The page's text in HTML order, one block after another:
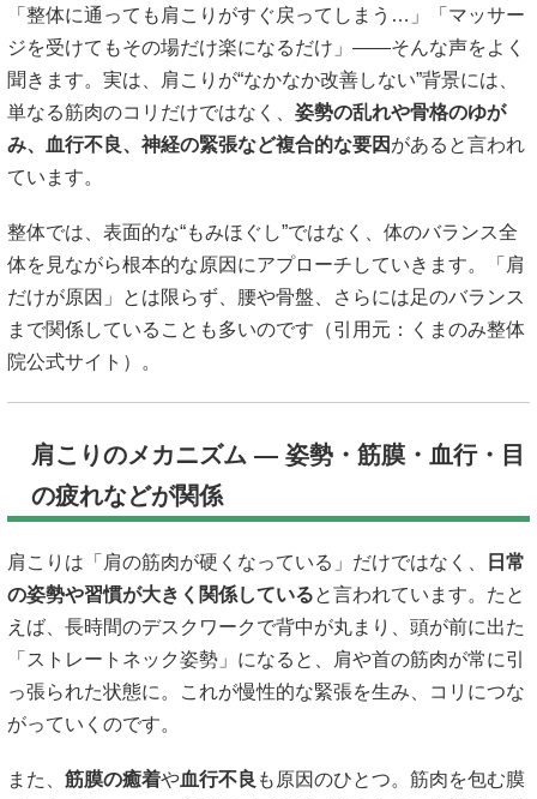
「整体に通っても肩こりがすぐ戻ってしまう…」「マッサー
ジを受けてもその場だけ楽になるだけ」——そんな声をよく
聞きます。実は、肩こりが“なかなか改善しない”背景には、
単なる筋肉のコリだけではなく、 姿勢の乱れや骨格のゆが
み、血行不良、神経の緊張など複合的な要因 があると言われ
ています。
整体では、表面的な“もみほぐし”ではなく、体のバランス全
体を見ながら根本的な原因にアプローチしていきます。「肩
だけが原因」とは限らず、腰や骨盤、さらには足のバランス
まで関係していることも多いのです（引用元：
くまのみ整体
院公式サイト ）。
肩こりのメカニズム ― 姿勢・筋膜・血行・目
の疲れなどが関係
肩こりは「肩の筋肉が硬くなっている」だけではなく、
日常
の姿勢や習慣が大きく関係していると言われています。たと
えば、長時間のデスクワークで背中が丸まり、頭が前に出た
「ストレートネック姿勢」になると、肩や首の筋肉が常に引
っ張られた状態に。これが慢性的な緊張を生み、コリにつな
がっていくのです。
また、 筋膜の癒着や血行不良 も原因のひとつ。筋肉を包む膜